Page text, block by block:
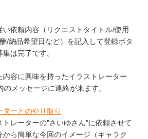
頼内容（リクエストタイトル/使用
/納品希望日など）を記入して登録ボタ
は完了です。
内容に興味を持ったイラストレーター
メッセージに連絡が来ます。
ーとのやり取り
ーターの”さいゆさん”に依頼させて
ら簡単な今回のイメージ（キャラク